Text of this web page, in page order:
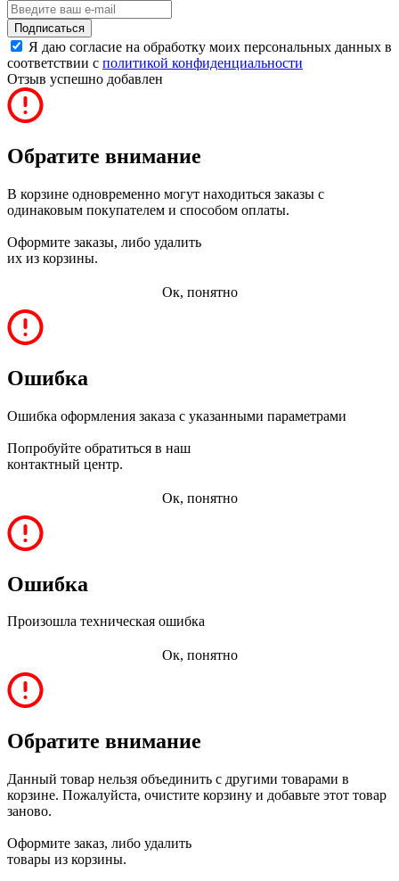
Подписаться
Я даю согласие на обработку моих персональных данных в
соответствии с политикой конфиденциальности
Отзыв успешно добавлен
Обратите внимание
В корзине одновременно могут находиться заказы с
одинаковым покупателем и способом оплаты.
Оформите заказы, либо удалить
их из корзины.
Ок, понятно
Ошибка
Ошибка оформления заказа с указанными параметрами
Попробуйте обратиться в наш
контактный центр.
Ок, понятно
Ошибка
Произошла техническая ошибка
Ок, понятно
Обратите внимание
Данный товар нельзя объединить с другими товарами в
корзине. Пожалуйста, очистите корзину и добавьте этот товар
заново.
Оформите заказ, либо удалить
товары из корзины.